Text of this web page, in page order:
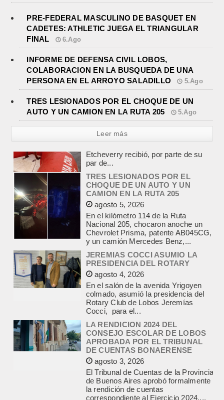
PRE-FEDERAL MASCULINO DE BASQUET EN
CADETES: ATHLETIC JUEGA EL TRIANGULAR
FINAL
6.Ago
INFORME DE DEFENSA CIVIL LOBOS,
COLABORACION EN LA BUSQUEDA DE UNA
PERSONA EN EL ARROYO SALADILLO
5.Ago
TRES LESIONADOS POR EL CHOQUE DE UN
AUTO Y UN CAMION EN LA RUTA 205
5.Ago
Leer más
CHOQUE DE UN AUTO Y UN
CAMION EN LA RUTA 205
agosto 5, 2026
En el kilómetro 114 de la Ruta
Nacional 205, chocaron anoche un
Chevrolet Prisma, patente AB045CG,
y un camión Mercedes Benz,...
JEREMIAS COCCI ASUMIO LA
PRESIDENCIA DEL ROTARY
agosto 4, 2026
En el salón de la avenida Yrigoyen
colmado, asumió la presidencia del
Rotary Club de Lobos Jeremías
Cocci, para el...
LA RENDICION 2024 DEL
CONSEJO ESCOLAR DE LOBOS
APROBADA POR EL TRIBUNAL
DE CUENTAS BONAERENSE
agosto 3, 2026
El Tribunal de Cuentas de la Provincia
de Buenos Aires aprobó formalmente
la rendición de cuentas
correspondiente al Ejercicio 2024,...
PRE-FEDERAL MASCULINO DE
BASQUET EN CADETES:
ATHLETIC JUEGA EL